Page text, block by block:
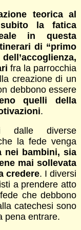
teorica al
la fatica
in questa
di “primo
fra la parrocchia
creazione di un
debbono essere
quelli della
.
dalle diverse
la fede venga
nei bambini, sia
mai sollevata
credere. I diversi
a prendere atto
che debbono
catechesi sono
pena entrare.